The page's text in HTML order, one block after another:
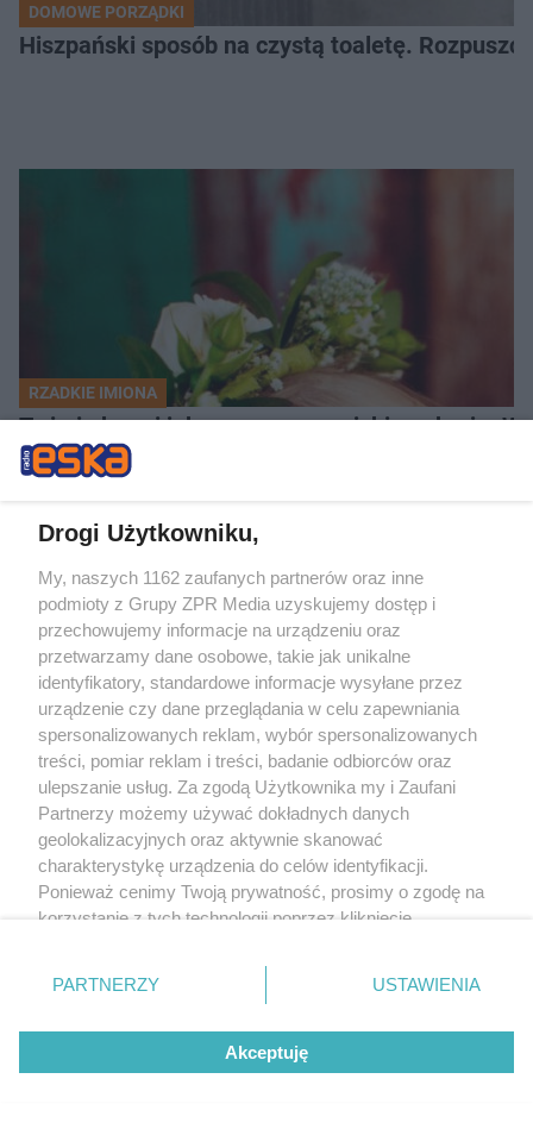
DOMOWE PORZĄDKI
Hiszpański sposób na czystą toaletę.
RZADKIE IMIONA
To imię brzmi jak nazwa europejskiego kraju.
DOMOWE TRIKI
Zwilż kartkę i połóż na parapecie. Żadna
Drogi Użytkowniku,
My, naszych 1162 zaufanych partnerów oraz inne
podmioty z Grupy ZPR Media uzyskujemy dostęp i
przechowujemy informacje na urządzeniu oraz
przetwarzamy dane osobowe, takie jak unikalne
identyfikatory, standardowe informacje wysyłane przez
urządzenie czy dane przeglądania w celu zapewniania
spersonalizowanych reklam, wybór spersonalizowanych
treści, pomiar reklam i treści, badanie odbiorców oraz
ulepszanie usług. Za zgodą Użytkownika my i Zaufani
Partnerzy możemy używać dokładnych danych
geolokalizacyjnych oraz aktywnie skanować
charakterystykę urządzenia do celów identyfikacji.
Ponieważ cenimy Twoją prywatność, prosimy o zgodę na
korzystanie z tych technologii poprzez kliknięcie
zmienić/wycofać klikając przycisk ustawień prywatności
znajdujący się w lewym dolnym rogu strony
rodzaje przetwarzania danych nie wymagają zgody
użytkownika, ale masz prawo sprzeciwić się takiemu
przetwarzaniu. Preferencje będą miały zastosowanie tylko
PARTNERZY USTAWIENIA
Akceptuję